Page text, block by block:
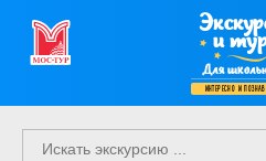
и
Для
интересно и